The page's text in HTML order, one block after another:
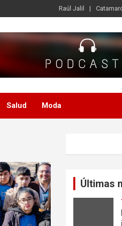
Raúl Jalil
Salud Moda
Últimas